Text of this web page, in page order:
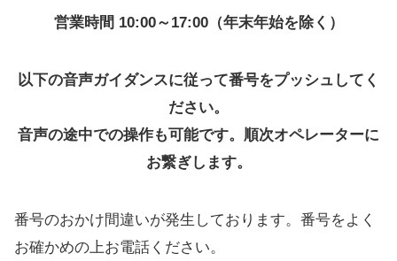
営業時間 10:00～17:00（年末年始を除く）
以下の音声ガイダンスに従って番号をプッシュしてく
ださい。
音声の途中での操作も可能です。順次オペレーターに
お繋ぎします。
番号のおかけ間違いが発生しております。番号をよく
お確かめの上お電話ください。